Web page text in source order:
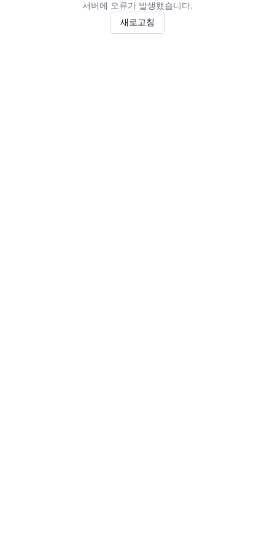
서버에 오류가 발생했습니다.
새로고침